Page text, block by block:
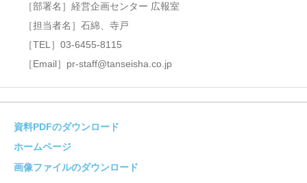
［部署名］経営企画センター 広報室
［担当者名］石綿、寺戸
［TEL］03-6455-8115
［Email］pr-staff@tanseisha.co.jp
資料PDFのダウンロード
ホームページ
画像ファイルのダウンロード